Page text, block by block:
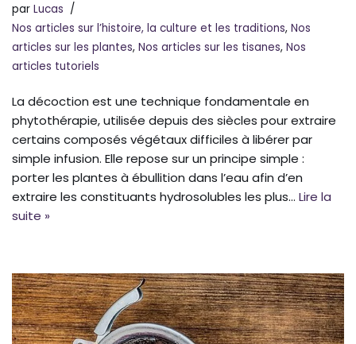
par Lucas
Nos articles sur l’histoire, la culture et les traditions, Nos
articles sur les plantes, Nos articles sur les tisanes, Nos
articles tutoriels
La décoction est une technique fondamentale en
phytothérapie, utilisée depuis des siècles pour extraire
certains composés végétaux difficiles à libérer par
simple infusion. Elle repose sur un principe simple :
porter les plantes à ébullition dans l’eau afin d’en
extraire les constituants hydrosolubles les plus… Lire la
suite »